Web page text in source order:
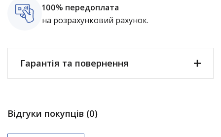
100% передоплата
на розрахунковий рахунок.
Гарантія та повернення
Відгуки покупців (0)